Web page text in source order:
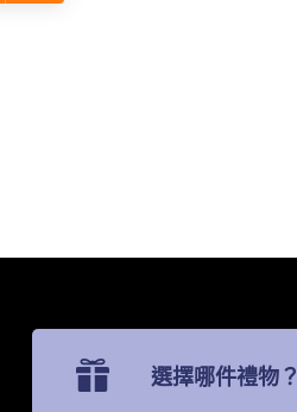
選擇哪件禮物？